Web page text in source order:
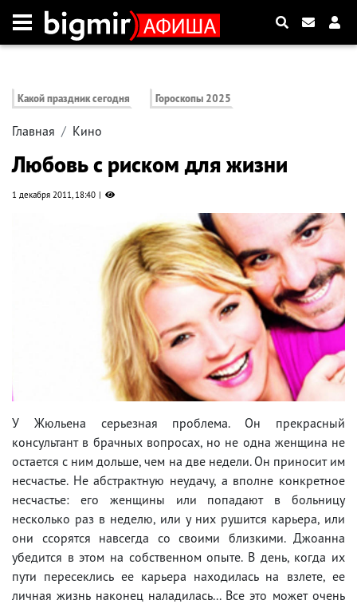
Какой праздник сегодня Гороскопы 2025
Главная Кино
Любовь с риском для жизни
1 декабря 2011, 18:40
У Жюльена серьезная проблема. Он прекрасный
консультант в брачных вопросах, но не одна женщина не
остается с ним дольше, чем на две недели. Он приносит им
несчастье. Не абстрактную неудачу, а вполне конкретное
несчастье: его женщины или попадают в больницу
несколько раз в неделю, или у них рушится карьера, или
они ссорятся навсегда со своими близкими. Джоанна
убедится в этом на собственном опыте. В день, когда их
пути пересеклись ее карьера находилась на взлете, ее
личная жизнь наконец наладилась... Все это может очень